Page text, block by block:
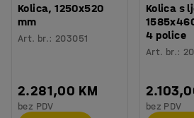
Kolica, 1250x520
mm
Art. br.: 203051
2.281,00 KM
bez PDV
Kolica s
4 police
Art. br.:
bez PDV